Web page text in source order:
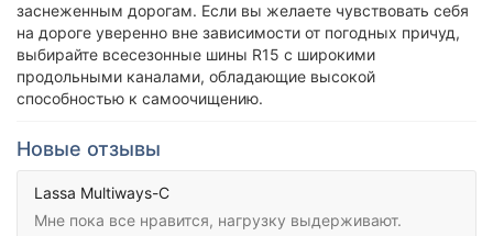
заснеженным дорогам. Если вы желаете чувствовать себя
на дороге уверенно вне зависимости от погодных причуд,
выбирайте всесезонные шины R15 с широкими
продольными каналами, обладающие высокой
способностью к самоочищению.
Новые отзывы
Lassa Multiways-C
Мне пока все нравится, нагрузку выдерживают.